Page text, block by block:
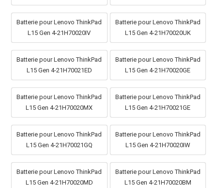
Batterie pour Lenovo ThinkPad
L15 Gen 4-21H70020IV
Batterie pour Lenovo ThinkPad
L15 Gen 4-21H70020UK
Batterie pour Lenovo ThinkPad
L15 Gen 4-21H70021ED
Batterie pour Lenovo ThinkPad
L15 Gen 4-21H70020GE
Batterie pour Lenovo ThinkPad
L15 Gen 4-21H70020MX
Batterie pour Lenovo ThinkPad
L15 Gen 4-21H70021GE
Batterie pour Lenovo ThinkPad
L15 Gen 4-21H70021GQ
Batterie pour Lenovo ThinkPad
L15 Gen 4-21H70020IW
Batterie pour Lenovo ThinkPad
L15 Gen 4-21H70020MD
Batterie pour Lenovo ThinkPad
L15 Gen 4-21H70020BM